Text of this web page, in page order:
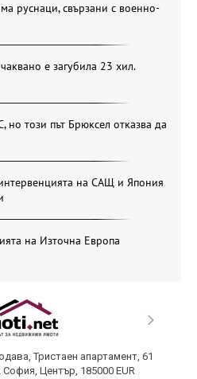
руснаци, свързани с военно-
е загубила 23 хил.
но този път Брюксел отказва да
на САЩ и Япония
на Източна Европа
Тристаен апартамент, 61
София, Център, 185000 EUR